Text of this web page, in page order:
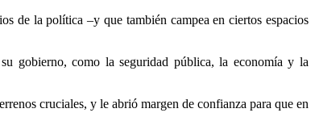
de la política –y que también campea en ciertos espacios
gobierno, como la seguridad pública, la economía y la
cruciales, y le abrió margen de confianza para que en